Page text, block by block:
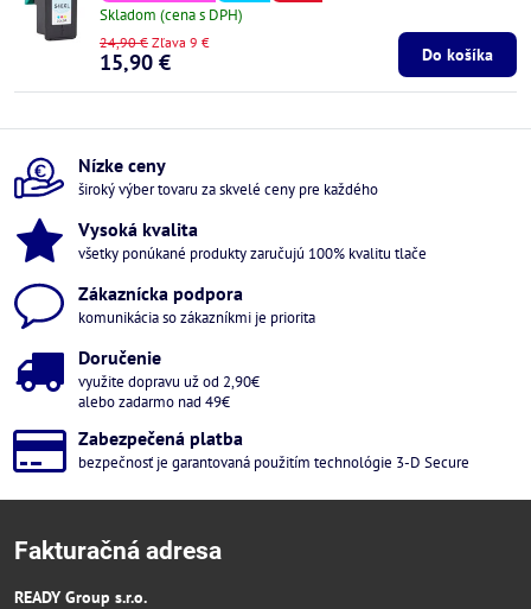
Skladom (cena s DPH)
15,90 €
24,90 € Zľava 9 €
Do košíka
Nízke ceny
široký výber tovaru za skvelé ceny pre každého
Vysoká kvalita
všetky ponúkané produkty zaručujú 100% kvalitu tlače
Zákaznícka podpora
komunikácia so zákazníkmi je priorita
Doručenie
využite dopravu už od 2,90€
alebo zadarmo nad 49€
Zabezpečená platba
bezpečnosť je garantovaná použitím technológie 3-D Secure
Fakturačná adresa
READY Group s.r.o.